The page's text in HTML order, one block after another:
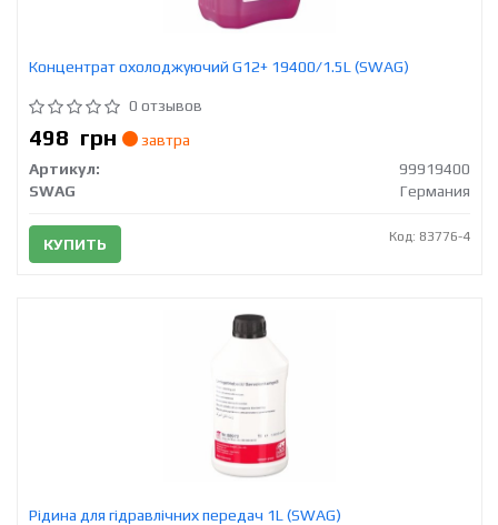
Концентрат охолоджуючий G12+ 19400/1.5L (SWAG)
0 отзывов
498 грн
завтра
Артикул:
99919400
SWAG
Германия
КУПИТЬ Код: 83776-4
Рідина для гідравлічних передач 1L (SWAG)